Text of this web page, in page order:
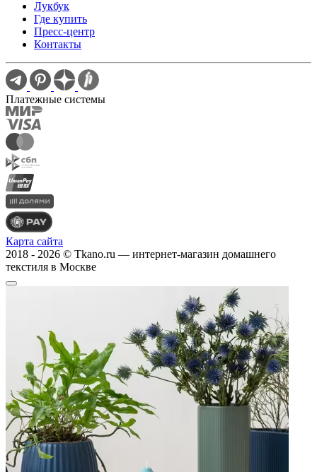
Лукбук
Где купить
Пресс-центр
Контакты
Платежные системы
Карта сайта
2018 - 2026 © Tkano.ru — интернет-магазин домашнего
текстиля в Москве